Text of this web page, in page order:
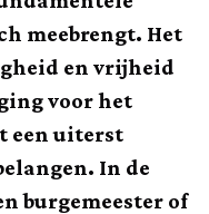
meebrengt. Het
en vrijheid
voor het
een uiterst
In de
burgemeester of